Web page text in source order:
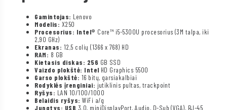
Gamintojas: Lenovo
Modelis: X250
Procesorius: Intel® Core™ i5-5300U procesorius (3M talpa, iki
2,90 GHz)
Ekranas: 12,5 colių (1366 x 768) HD
RAM: 8 GB
Kietasis diskas: 256 GB SSD
Vaizdo plokštė: Intel HD Graphics 5500
Garso plokštė: 16 bitų, garsiakalbiai
Rodyklės įrenginiai: jutiklinis pultas, trackpoint
Ryšys: LAN 10/100/1000
Belaidis ryšys: WiFi a/g
Jungtys: USB 3.0, miniDisplayPort, Audio, D-Sub (VGA), RJ-45